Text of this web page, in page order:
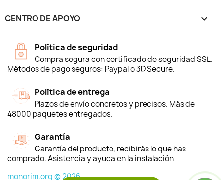
CENTRO DE APOYO 
Política de seguridad
Compra segura con certificado de seguridad SSL.
Métodos de pago seguros: Paypal o 3D Secure.
Política de entrega
Plazos de envío concretos y precisos. Más de
48000 paquetes entregados.
Garantía
Garantía del producto, recibirás lo que has
comprado. Asistencia y ayuda en la instalación
monorim.org © 2026